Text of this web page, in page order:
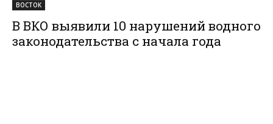
ВОСТОК
В ВКО выявили 10 нарушений водного
законодательства с начала года